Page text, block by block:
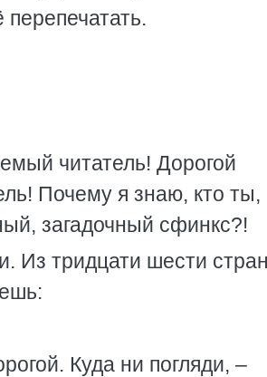
перепечатать.
читатель! Дорогой
Почему я знаю, кто ты,
загадочный сфинкс?!
Из тридцати шести
Куда ни погляди, –